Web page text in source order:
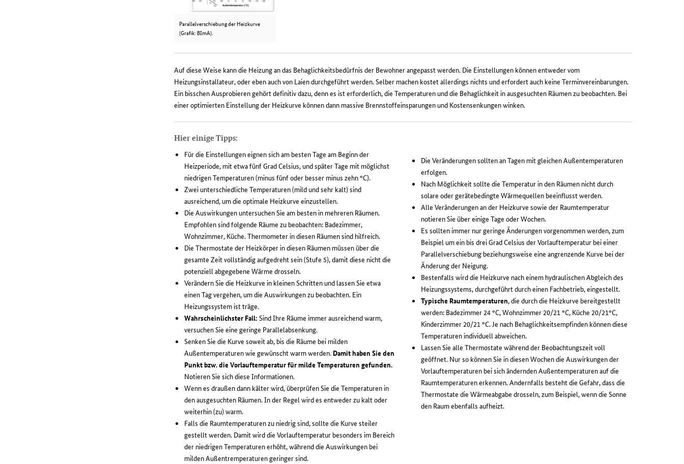
Parallelverschiebung der Heizkurve
(Grafik: BImA).
Auf diese Weise kann die Heizung an das Behaglichkeitsbedürfnis der Bewohner angepasst werden. Die Einstellungen können entweder vom
Heizungsinstallateur, oder eben auch von Laien durchgeführt werden. Selber machen kostet allerdings nichts und erfordert auch keine Terminvereinbarungen.
Ein bisschen Ausprobieren gehört definitiv dazu, denn es ist erforderlich, die Temperaturen und die Behaglichkeit in ausgesuchten Räumen zu beobachten. Bei
einer optimierten Einstellung der Heizkurve können dann massive Brennstoffeinsparungen und Kostensenkungen winken.
Hier einige Tipps:
Für die Einstellungen eignen sich am besten Tage am Beginn der
Heizperiode, mit etwa fünf Grad Celsius, und später Tage mit möglichst
niedrigen Temperaturen (minus fünf oder besser minus zehn °C).
Zwei unterschiedliche Temperaturen (mild und sehr kalt) sind
ausreichend, um die optimale Heizkurve einzustellen.
Die Auswirkungen untersuchen Sie am besten in mehreren Räumen.
Empfohlen sind folgende Räume zu beobachten: Badezimmer,
Wohnzimmer, Küche. Thermometer in diesen Räumen sind hilfreich.
Die Thermostate der Heizkörper in diesen Räumen müssen über die
gesamte Zeit vollständig aufgedreht sein (Stufe 5), damit diese nicht die
potenziell abgegebene Wärme drosseln.
Verändern Sie die Heizkurve in kleinen Schritten und lassen Sie etwa
einen Tag vergehen, um die Auswirkungen zu beobachten. Ein
Heizungssystem ist träge.
Wahrscheinlichster Fall: Sind Ihre Räume immer ausreichend warm,
versuchen Sie eine geringe Parallelabsenkung.
Senken Sie die Kurve soweit ab, bis die Räume bei milden
Außentemperaturen wie gewünscht warm werden. Damit haben Sie den
Punkt bzw. die Vorlauftemperatur für milde Temperaturen gefunden.
Notieren Sie sich diese Informationen.
Wenn es draußen dann kälter wird, überprüfen Sie die Temperaturen in
den ausgesuchten Räumen. In der Regel wird es entweder zu kalt oder
weiterhin (zu) warm.
Falls die Raumtemperaturen zu niedrig sind, sollte die Kurve steiler
gestellt werden. Damit wird die Vorlauftemperatur besonders im Bereich
der niedrigen Temperaturen erhöht, während die Auswirkungen bei
milden Außentremperaturen geringer sind.
Die Veränderungen sollten an Tagen mit gleichen Außentemperaturen
erfolgen.
Nach Möglichkeit sollte die Temperatur in den Räumen nicht durch
solare oder gerätebedingte Wärmequellen beeinflusst werden.
Alle Veränderungen an der Heizkurve sowie der Raumtemperatur
notieren Sie über einige Tage oder Wochen.
Es sollten immer nur geringe Änderungen vorgenommen werden, zum
Beispiel um ein bis drei Grad Celsius der Vorlauftemperatur bei einer
Parallelverschiebung beziehungsweise eine angrenzende Kurve bei der
Änderung der Neigung.
Bestenfalls wird die Heizkurve nach einem hydraulischen Abgleich des
Heizungssystems, durchgeführt durch einen Fachbetrieb, eingestellt.
Typische Raumtemperaturen, die durch die Heizkurve bereitgestellt
werden: Badezimmer 24 °C, Wohnzimmer 20/21 °C, Küche 20/21°C,
Kinderzimmer 20/21 °C. Je nach Behaglichkeitsempfinden können diese
Temperaturen individuell abweichen.
Lassen Sie alle Thermostate während der Beobachtungszeit voll
geöffnet. Nur so können Sie in diesen Wochen die Auswirkungen der
Vorlauftemperaturen bei sich ändernden Außentemperaturen auf die
Raumtemperaturen erkennen. Andernfalls besteht die Gefahr, dass die
Thermostate die Wärmeabgabe drosseln, zum Beispiel, wenn die Sonne
den Raum ebenfalls aufheizt.